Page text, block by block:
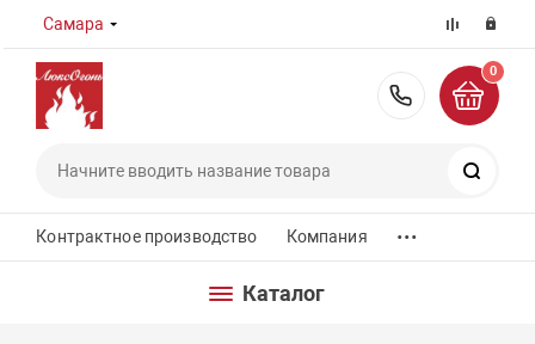
Самара
8 (800)
0
Контрактное производство Компания ...
Каталог